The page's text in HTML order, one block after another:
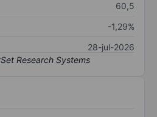
60,5
-1,29%
28-jul-2026